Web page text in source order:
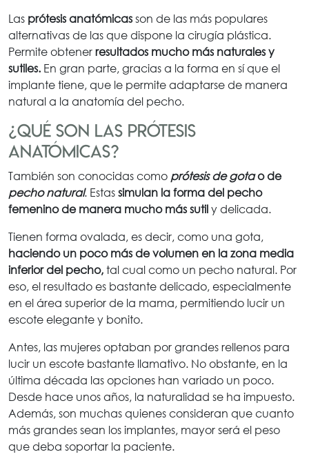
Las prótesis anatómicasson de las más populares
alternativas de las que dispone la cirugía plástica.
Permite obtenerresultados mucho más naturales y
sutiles. En gran parte, gracias a la forma en sí que el
implante tiene, que le permite adaptarse de manera
natural a la anatomía del pecho.
¿Qué son las prótesis
anatómicas?
También son conocidas como prótesis de gotao de
pecho natural. Estassimulan la forma del pecho
femenino de manera mucho más sutily delicada.
Tienen forma ovalada, es decir, como una gota,
haciendo un poco más de volumen en la zona media
inferior del pecho,tal cual como un pecho natural. Por
eso, el resultado es bastante delicado, especialmente
en el área superior de la mama, permitiendo lucir un
escote elegante y bonito.
Antes, las mujeres optaban por grandes rellenos para
lucir un escote bastante llamativo. No obstante, en la
última década las opciones han variado un poco.
Desde hace unos años, la naturalidad se ha impuesto.
Además, son muchas quienes consideran que cuanto
más grandes sean los implantes, mayor será el peso
que deba soportar la paciente.